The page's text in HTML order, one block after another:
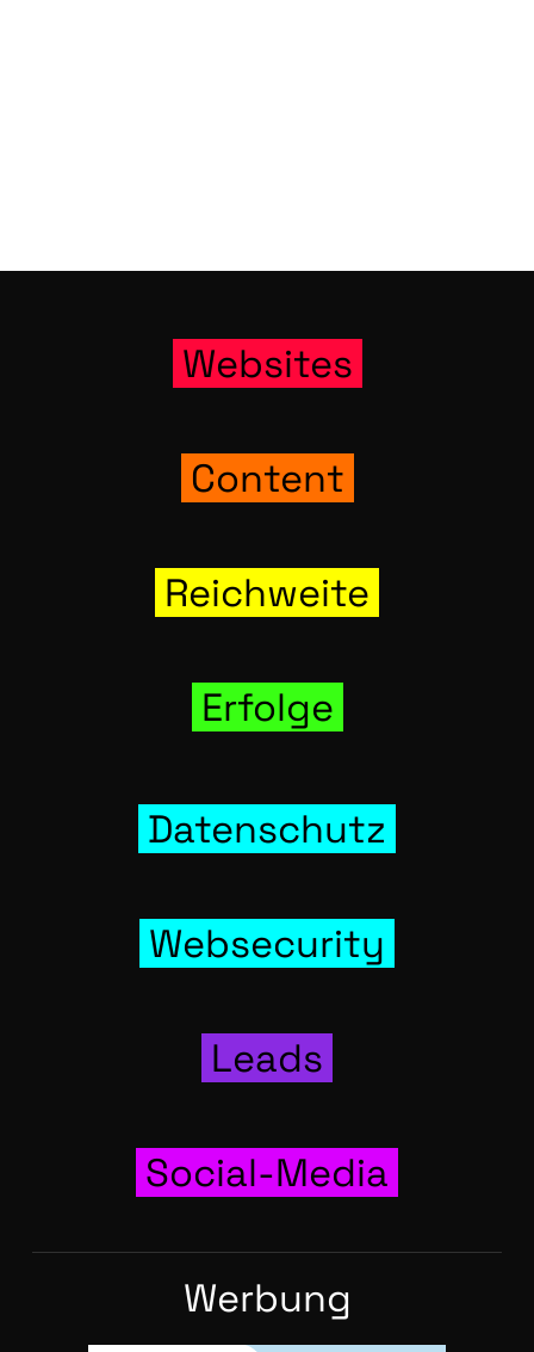
Web­sites
Con­tent
Reich­wei­te
Erfol­ge
Daten­schutz
Web­se­cu­ri­ty
Leads
Social-Media
Wer­bung